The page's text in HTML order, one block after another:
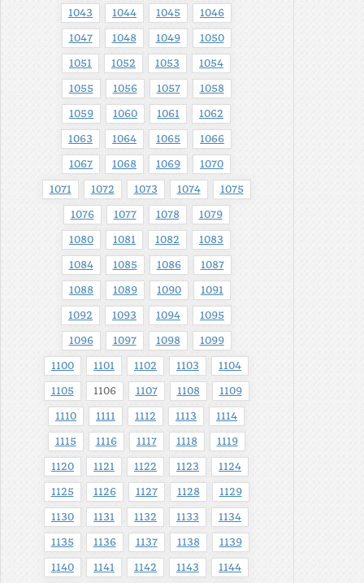
1043 1044 1045 1046
1047 1048 1049 1050
1051 1052 1053 1054
1055 1056 1057 1058
1059 1060 1061 1062
1063 1064 1065 1066
1067 1068 1069 1070
1071 1072 1073 1074 1075
1076 1077 1078 1079
1080 1081 1082 1083
1084 1085 1086 1087
1088 1089 1090 1091
1092 1093 1094 1095
1096 1097 1098 1099
1100 1101 1102 1103 1104
1105 1106 1107 1108 1109
1110 1111 1112 1113 1114
1115 1116 1117 1118 1119
1120 1121 1122 1123 1124
1125 1126 1127 1128 1129
1130 1131 1132 1133 1134
1135 1136 1137 1138 1139
1140 1141 1142 1143 1144